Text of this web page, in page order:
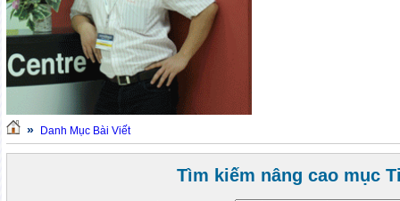
» Danh Mục Bài Viết
Tìm kiếm nâng cao mục